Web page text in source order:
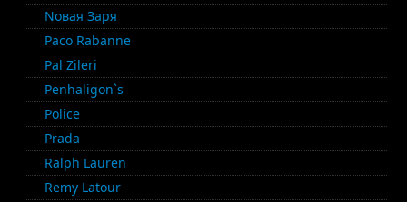
Nовая Заря
Paco Rabanne
Pal Zileri
Penhaligon`s
Police
Prada
Ralph Lauren
Remy Latour